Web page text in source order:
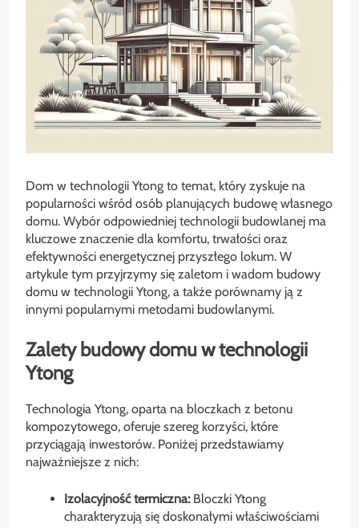
Dom w technologii Ytong to temat, który zyskuje na
popularności wśród osób planujących budowę własnego
domu. Wybór odpowiedniej technologii budowlanej ma
kluczowe znaczenie dla komfortu, trwałości oraz
efektywności energetycznej przyszłego lokum. W
artykule tym przyjrzymy się zaletom i wadom budowy
domu w technologii Ytong, a także porównamy ją z
innymi popularnymi metodami budowlanymi.
Zalety budowy domu w technologii
Ytong
Technologia Ytong, oparta na bloczkach z betonu
kompozytowego, oferuje szereg korzyści, które
przyciągają inwestorów. Poniżej przedstawiamy
najważniejsze z nich:
Izolacyjność termiczna:Bloczki Ytong
charakteryzują się doskonałymi właściwościami